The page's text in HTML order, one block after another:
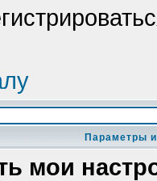
Параметры
мои